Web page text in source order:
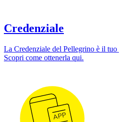
Credenziale
La Credenziale del Pellegrino è il
Scopri come ottenerla qui.